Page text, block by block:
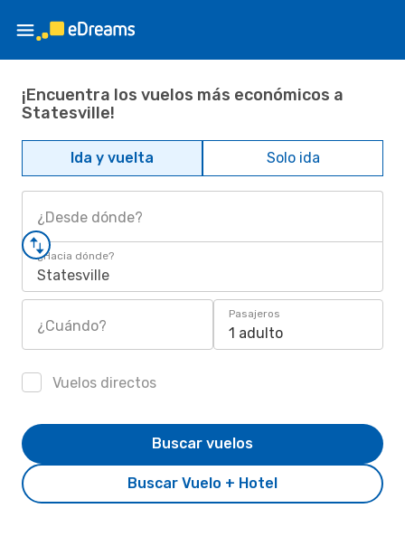
¡Encuentra los vuelos más económicos a
Statesville!
Ida y vuelta Solo ida
¿Desde dónde?
¿Hacia dónde?
Statesville
¿Cuándo?
Pasajeros
1 adulto
Vuelos directos
Buscar Vuelo + Hotel
Buscar vuelos